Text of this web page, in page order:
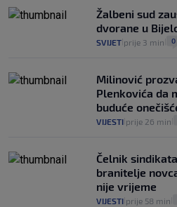
junaci naših
a ne oni koji su
2
Žalbeni sud
dvorane u
SVIJET prije 3 min 0
Milinović
Plenkovića da
buduće
VIJESTI prije 26 min
Čelnik
branitelje
nije vrijeme
VIJESTI prije 58 min